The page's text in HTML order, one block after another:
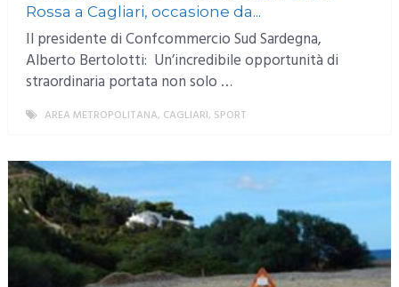
Rossa a Cagliari, occasione da...
Il presidente di Confcommercio Sud Sardegna,
Alberto Bertolotti: Un’incredibile opportunità di
straordinaria portata non solo …
AREA METROPOLITANA, CAGLIARI, SPORT